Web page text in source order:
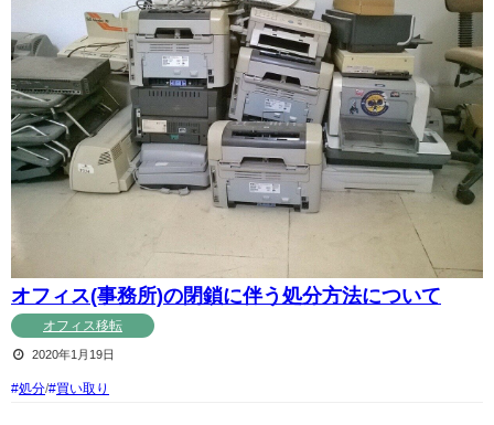
オフィス(事務所)の閉鎖に伴う処分方法について
オフィス移転
2020年1月19日
処分/ 買い取り